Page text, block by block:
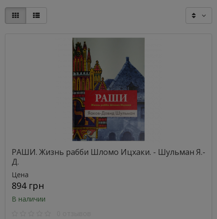
РАШИ. Жизнь рабби Шломо Ицхаки. - Шульман Я.-
Д.
Цена
894 грн
В наличии